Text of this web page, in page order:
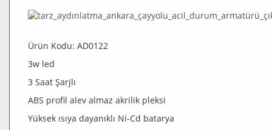
Ürün Kodu: AD0122
3w led
3 Saat Şarjlı
ABS profil alev almaz akrilik pleksi
Yüksek ısıya dayanıklı Ni-Cd batarya